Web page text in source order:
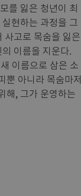
를 잃은 청년이 최
현하는 과정을 그
사고로 목숨을 잃은
이름을 지운다.
이름으로 삼은 소
뿐 아니라 목숨마저
해, 그가 운영하는